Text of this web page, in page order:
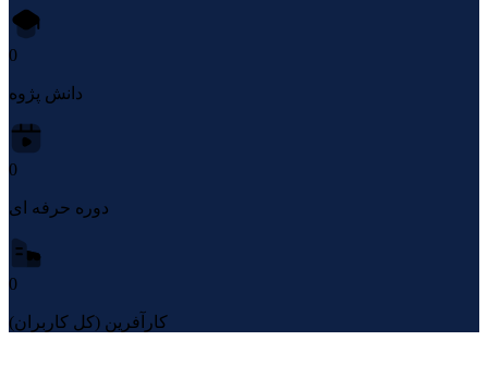
0
دانش پژوه
0
دوره حرفه ای
0
کارآفرین (کل کاربران)